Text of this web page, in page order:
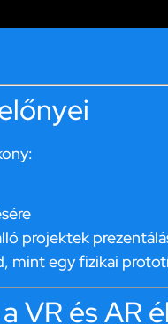
projektek
mint egy fizikai
VR és AR